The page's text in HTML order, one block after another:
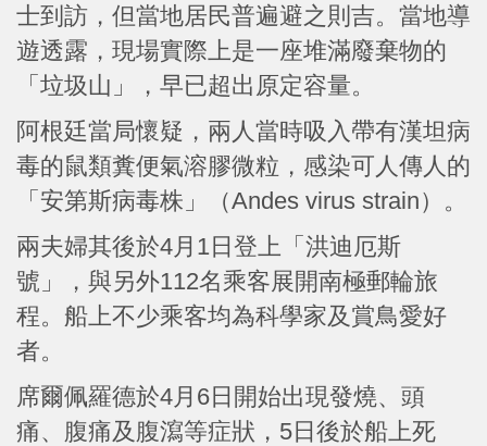
士到訪，但當地居民普遍避之則吉。當地導
遊透露，現場實際上是一座堆滿廢棄物的
「垃圾山」，早已超出原定容量。
阿根廷當局懷疑，兩人當時吸入帶有漢坦病
毒的鼠類糞便氣溶膠微粒，感染可人傳人的
「安第斯病毒株」（Andes virus strain）。
兩夫婦其後於4月1日登上「洪迪厄斯
號」，與另外112名乘客展開南極郵輪旅
程。船上不少乘客均為科學家及賞鳥愛好
者。
席爾佩羅德於4月6日開始出現發燒、頭
痛、腹痛及腹瀉等症狀，5日後於船上死